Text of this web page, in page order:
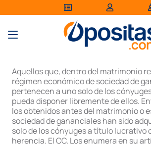
Aquellos que, dentro del matrimonio
régimen económico de sociedad de
pertenecen a uno solo de los
pueda disponer libremente de ellos.
los obtenidos antes del matrimonio o
sociedad de gananciales han sido
solo de los cónyuges a título lucrativo
herencia. El CC. Los enumera en su